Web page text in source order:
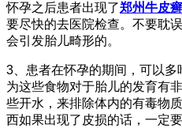
怀孕之后患者出现了郑州牛皮
要尽快的去医院检查。不要耽
会引发胎儿畸形的。
3、患者在怀孕的期间，可以多
为这些食物对于胎儿的发育有
些开水，来排除体内的有毒物
西如果出现了皮损的话，一定